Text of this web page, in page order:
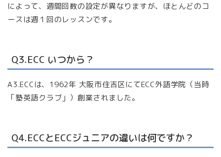
によって、週間回数の設定が異なりますが、ほとんどのコ
ースは週１回のレッスンです。
Q3.ECC いつから？
A3.ECCは、1962年 大阪市住吉区にてECC外語学院（当時
「塾英語クラブ」）創業されました。
Q4.ECCとECCジュニアの違いは何ですか？